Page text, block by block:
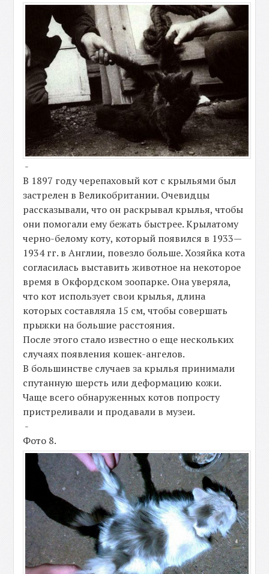
-
В 1897 году черепаховый кот с крыльями был
застрелен в Великобритании. Очевидцы
рассказывали, что он раскрывал крылья, чтобы
они помогали ему бежать быстрее. Крылатому
черно-белому коту, который появился в 1933—
1934 гг. в Англии, повезло больше. Хозяйка кота
согласилась выставить животное на некоторое
время в Окфордском зоопарке. Она уверяла,
что кот использует свои крылья, длина
которых составляла 15 см, чтобы совершать
прыжки на большие расстояния.
После этого стало известно о еще нескольких
случаях появления кошек-ангелов.
В большинстве случаев за крылья принимали
спутанную шерсть или деформацию кожи.
Чаще всего обнаруженных котов попросту
пристреливали и продавали в музеи.
-
Фото 8.